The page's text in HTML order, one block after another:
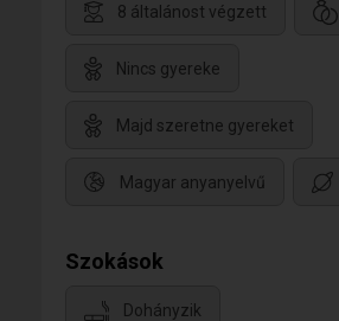
8 általánost végzett
Nincs gyereke
Majd szeretne gyereket
Magyar anyanyelvű
Szokások
Dohányzik